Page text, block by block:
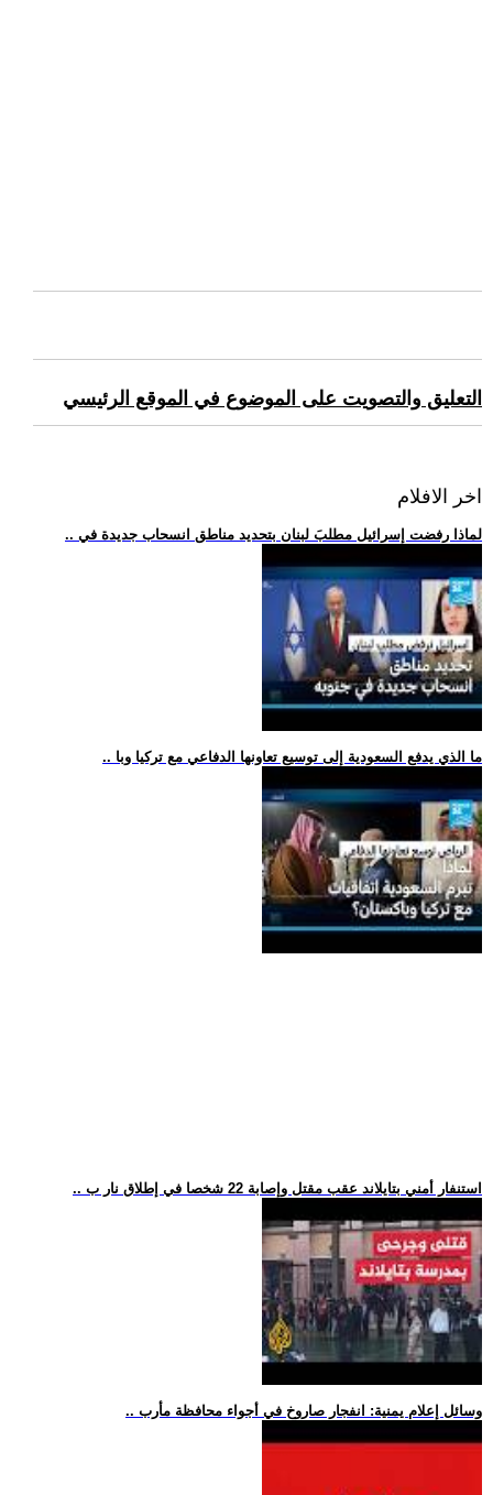
التعليق والتصويت على الموضوع في الموقع الرئيسي
اخر الافلام
.. لماذا رفضت إسرائيل مطلبَ لبنان بتحديد مناطق انسحاب جديدة في
.. ما الذي يدفع السعودية إلى توسيع تعاونها الدفاعي مع تركيا وبا
.. استنفار أمني بتايلاند عقب مقتل وإصابة 22 شخصا في إطلاق نار ب
.. وسائل إعلام يمنية: انفجار صاروخ في أجواء محافظة مأرب